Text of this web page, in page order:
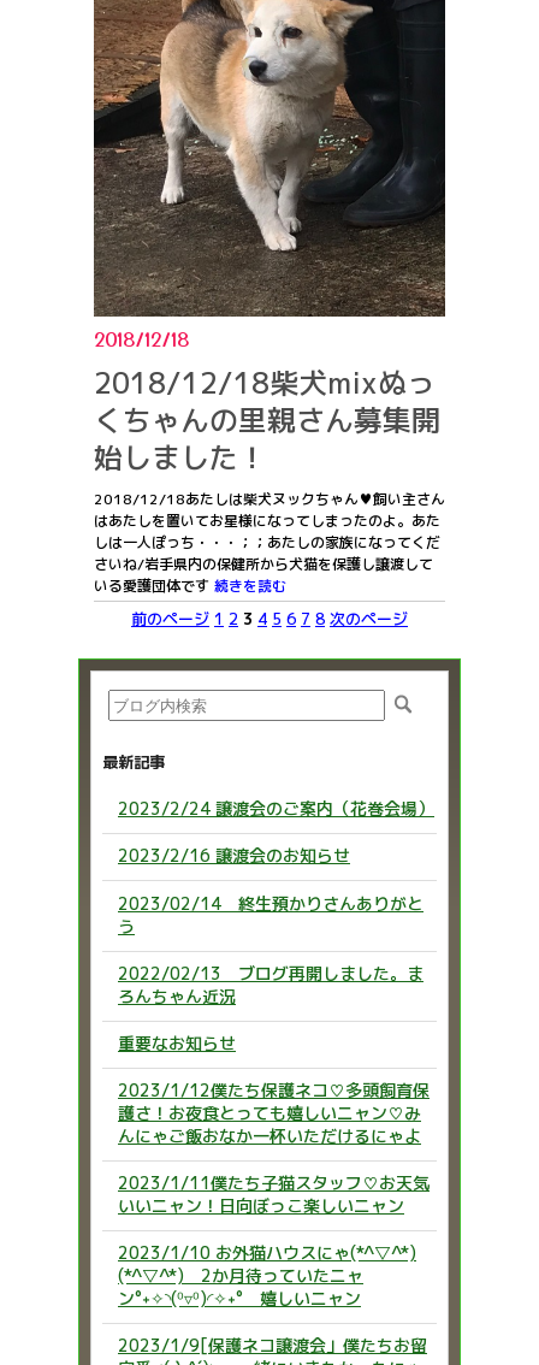
2018/12/18
2018/12/18柴犬mixぬっ
くちゃんの里親さん募集開
始しました！
2018/12/18あたしは柴犬ヌックちゃん♥飼い主さん
はあたしを置いてお星様になってしまったのよ。あた
しは一人ぽっち・・・；；あたしの家族になってくだ
さいね/岩手県内の保健所から犬猫を保護し譲渡して
いる愛護団体です 続きを読む
前のページ 1 2 3 4 5 6 7 8 次のページ
最新記事
2023/2/24 譲渡会のご案内（花巻会場）
2023/2/16 譲渡会のお知らせ
2023/02/14 終生預かりさんありがと
う
2022/02/13 ブログ再開しました。ま
ろんちゃん近況
重要なお知らせ
2023/1/12僕たち保護ネコ♡多頭飼育保
護さ！お夜食とっても嬉しいニャン♡み
んにゃご飯おなか一杯いただけるにゃよ
2023/1/11僕たち子猫スタッフ♡お天気
いいニャン！日向ぼっこ楽しいニャン
2023/1/10 お外猫ハウスにゃ(*^▽^*)
(*^▽^*) 2か月待っていたニャ
ン°˖✧◝(⁰▿⁰)◜✧˖° 嬉しいニャン
2023/1/9[保護ネコ譲渡会」僕たちお留